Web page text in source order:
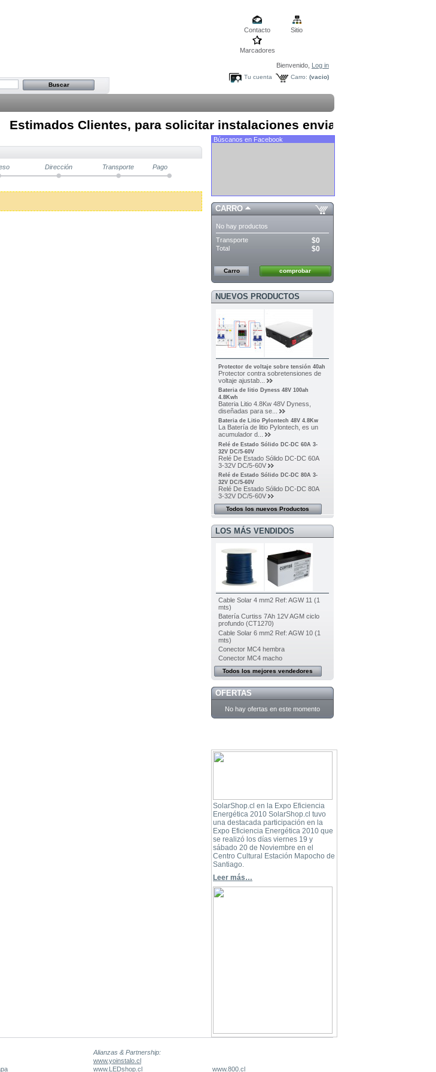
Contacto Sitio
Marcadores
Bienvenido, Log in
Carro: (vacio)
Tu cuenta
Estimados Clientes, para solicitar instalaciones enviar mail a
Dirección Transporte Pago
Búscanos en Facebook
CARRO
No hay productos
Transporte
$0
Total $0
Carro comprobar
NUEVOS PRODUCTOS
Protector de voltaje sobre tensión 40ah
Protector contra sobretensiones de
voltaje ajustab...
Bateria de litio Dyness 48V 100ah
4.8Kwh
Bateria Litio 4.8Kw 48V Dyness,
diseñadas para se...
Bateria de Litio Pylontech 48V 4.8Kw
La Batería de litio Pylontech, es un
acumulador d...
Relé de Estado Sólido DC-DC 60A 3-
32V DC/5-60V
Relé De Estado Sólido DC-DC 60A
3-32V DC/5-60V
Relé de Estado Sólido DC-DC 80A 3-
32V DC/5-60V
Relé De Estado Sólido DC-DC 80A
3-32V DC/5-60V
Todos los nuevos Productos
LOS MÁS VENDIDOS
Cable Solar 4 mm2 Ref: AGW 11 (1
mts)
Batería Curtiss 7Ah 12V AGM ciclo
profundo (CT1270)
Cable Solar 6 mm2 Ref: AGW 10 (1
mts)
Conector MC4 hembra
Conector MC4 macho
Todos los mejores vendedores
OFERTAS
No hay ofertas en este momento
SolarShop.cl en la Expo Eficiencia
Energética 2010 SolarShop.cl tuvo
una destacada participación en la
Expo Eficiencia Energética 2010 que
se realizó los días viernes 19 y
sábado 20 de Noviembre en el
Centro Cultural Estación Mapocho de
Santiago.
Leer más…
Alianzas & Partnership:
www.yoinstalo.cl
www.LEDshop.cl www.800.cl